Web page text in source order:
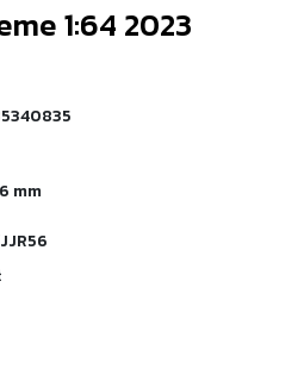
1:64 2023
mm